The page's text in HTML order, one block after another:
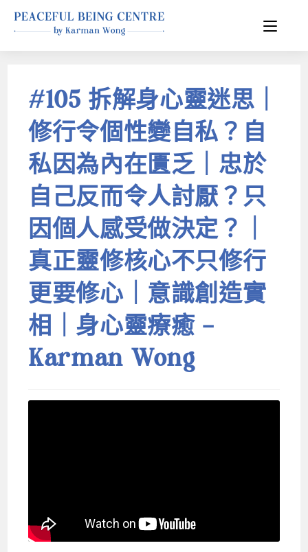
#105 拆解身心靈迷思｜
修行令個性變自私？自
私因為內在匱乏｜忠於
自己反而令人討厭？只
因個人感受做決定？｜
真正靈修核心不只修行
更要修心｜意識創造實
相｜身心靈療癒 –
Karman Wong